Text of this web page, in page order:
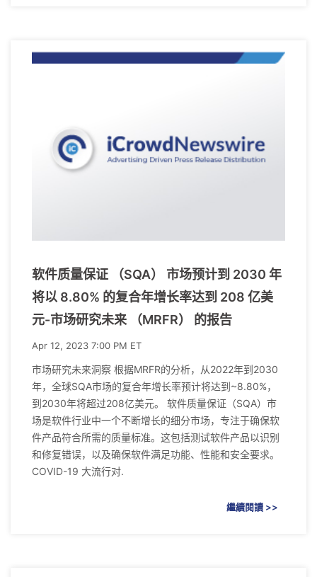
软件质量保证 （SQA） 市场预计到 2030 年
将以 8.80% 的复合年增长率达到 208 亿美
元-市场研究未来 （MRFR） 的报告
Apr 12, 2023 7:00 PM ET
市场研究未来洞察 根据MRFR的分析，从2022年到2030
年，全球SQA市场的复合年增长率预计将达到~8.80%，
到2030年将超过208亿美元。 软件质量保证（SQA）市
场是软件行业中一个不断增长的细分市场，专注于确保软
件产品符合所需的质量标准。这包括测试软件产品以识别
和修复错误，以及确保软件满足功能、性能和安全要求。
COVID-19 大流行对.
繼續閱讀 >>